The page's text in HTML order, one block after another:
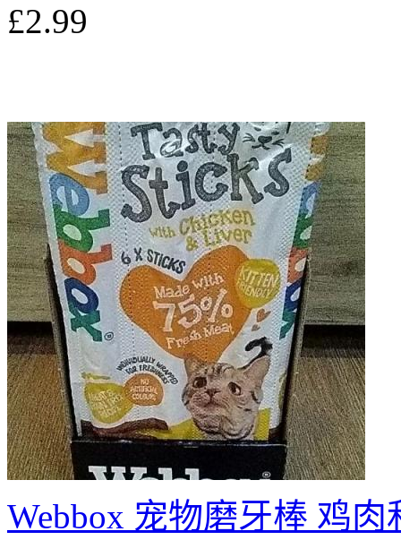
£2.99
Webbox 宠物磨牙棒 鸡